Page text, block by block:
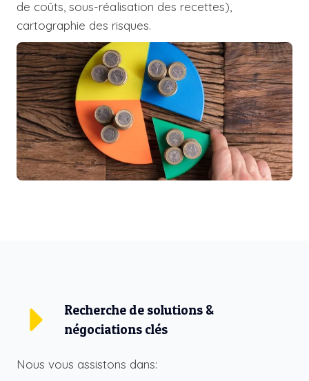
de coûts, sous-réalisation des recettes),
cartographie des risques.
Recherche de solutions &
négociations clés
Nous vous assistons dans: